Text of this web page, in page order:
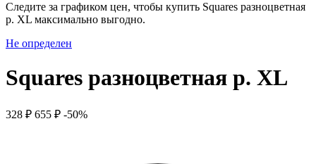
Следите за графиком цен, чтобы купить Squares разноцветная
р. XL максимально выгодно.
Не определен
Squares разноцветная р. XL
328 ₽ 655 ₽ -50%